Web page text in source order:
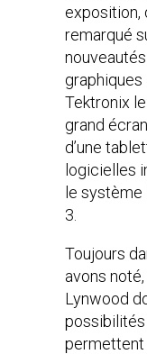
exposition,
remarqué
Tektronix
grand
d’une
logicielles
le
3.
Toujours
avons
Lynwood
permettent